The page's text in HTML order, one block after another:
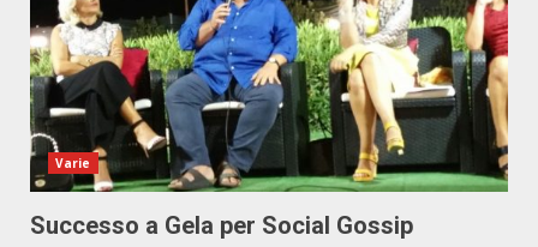
Varie
Successo a Gela per Social Gossip